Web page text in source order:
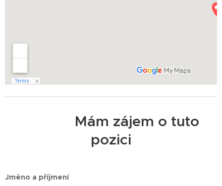
Mám zájem o tuto
pozici
Jméno a příjmení